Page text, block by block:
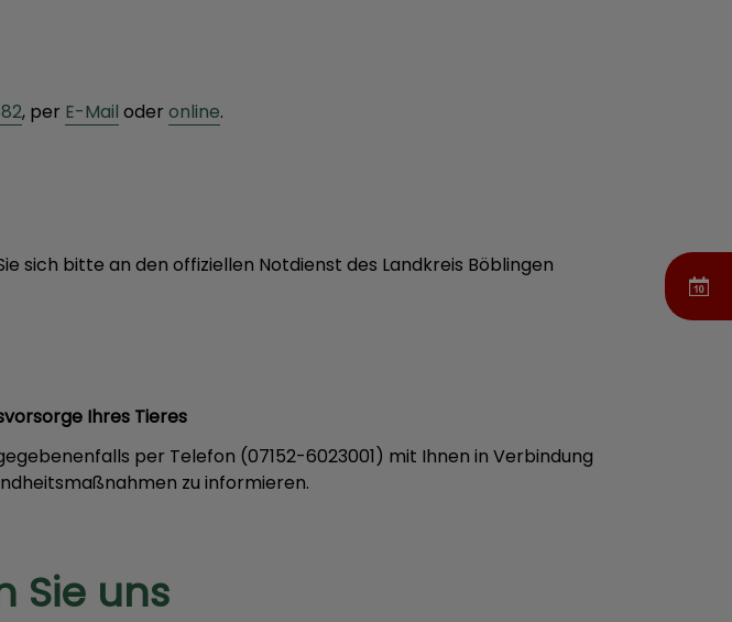
, per E-Mail oder online.
sich bitte an den offiziellen Notdienst des Landkreis Böblingen
Ihres Tieres
per Telefon (07152-6023001) mit Ihnen in Verbindung
zu informieren.
Sie uns